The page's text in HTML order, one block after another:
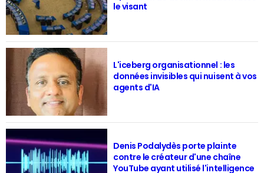
le visant
L'iceberg organisationnel : les
données invisibles qui nuisent à vos
agents d'IA
Denis Podalydès porte plainte
contre le créateur d'une chaîne
YouTube ayant utilisé l'intelligence